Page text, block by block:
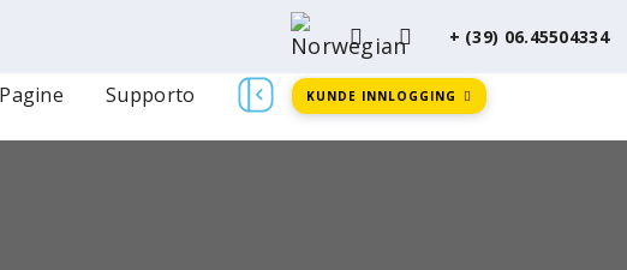
+ (39) 06.45504334
Pagine Supporto KUNDE INNLOGGING